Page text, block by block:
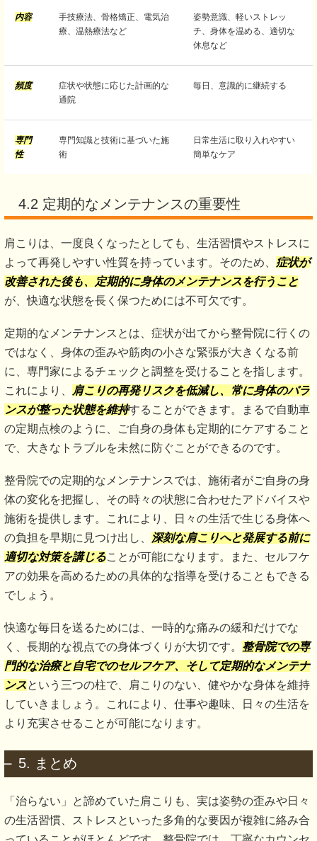
内容
手技療法、骨格矯正、電気治
療、温熱療法など
姿勢意識、軽いストレッ
チ、身体を温める、適切な
休息など
頻度
症状や状態に応じた計画的な
通院
毎日、意識的に継続する
専門
性
専門知識と技術に基づいた施
術
日常生活に取り入れやすい
簡単なケア
4.2 定期的なメンテナンスの重要性
肩こりは、一度良くなったとしても、生活習慣やストレスに
よって再発しやすい性質を持っています。そのため、 症状が
改善された後も、定期的に身体のメンテナンスを行うこと
が、快適な状態を長く保つためには不可欠です。
定期的なメンテナンスとは、症状が出てから整骨院に行くの
ではなく、身体の歪みや筋肉の小さな緊張が大きくなる前
に、専門家によるチェックと調整を受けることを指します。
これにより、
肩こりの再発リスクを低減し、常に身体のバラ
ンスが整った状態を維持することができます。まるで自動車
の定期点検のように、ご自身の身体も定期的にケアすること
で、大きなトラブルを未然に防ぐことができるのです。
整骨院での定期的なメンテナンスでは、施術者がご自身の身
体の変化を把握し、その時々の状態に合わせたアドバイスや
施術を提供します。これにより、日々の生活で生じる身体へ
の負担を早期に見つけ出し、
深刻な肩こりへと発展する前に
適切な対策を講じることが可能になります。また、セルフケ
アの効果を高めるための具体的な指導を受けることもできる
でしょう。
快適な毎日を送るためには、一時的な痛みの緩和だけでな
く、長期的な視点での身体づくりが大切です。 整骨院での専
門的な治療と自宅でのセルフケア、そして定期的なメンテナ
ンスという三つの柱で、肩こりのない、健やかな身体を維持
していきましょう。これにより、仕事や趣味、日々の生活を
より充実させることが可能になります。
5. まとめ
「治らない」と諦めていた肩こりも、実は姿勢の歪みや日々
の生活習慣、ストレスといった多角的な要因が複雑に絡み合